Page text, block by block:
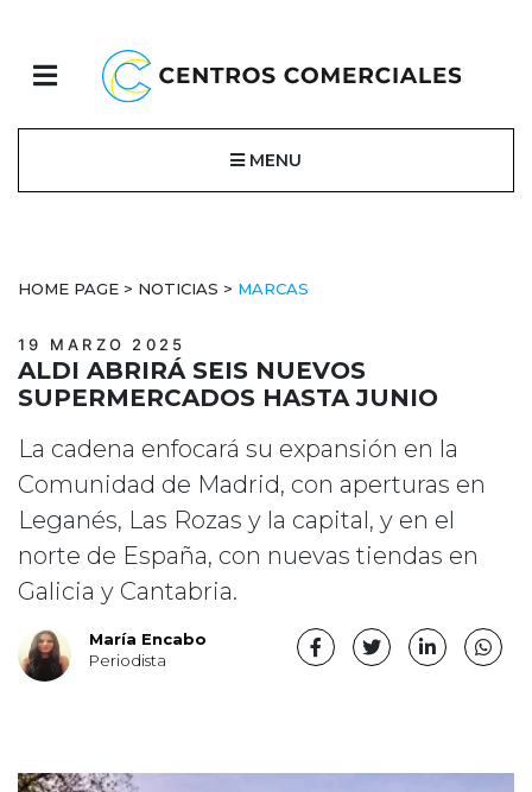
MENU
HOME PAGE > NOTICIAS > MARCAS
19 MARZO 2025
ALDI ABRIRÁ SEIS NUEVOS
SUPERMERCADOS HASTA JUNIO
La cadena enfocará su expansión en la
Comunidad de Madrid, con aperturas en
Leganés, Las Rozas y la capital, y en el
norte de España, con nuevas tiendas en
Galicia y Cantabria.
María Encabo
Periodista